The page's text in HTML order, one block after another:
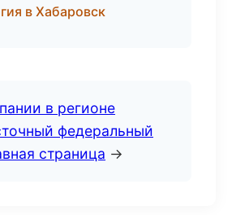
в Хабаровск
в регионе
федеральный
страница →